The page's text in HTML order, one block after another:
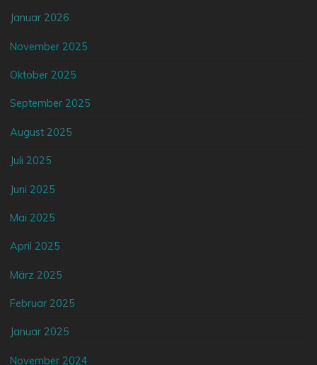
Januar 2026
November 2025
Oktober 2025
September 2025
August 2025
Juli 2025
Juni 2025
Mai 2025
April 2025
März 2025
Februar 2025
Januar 2025
November 2024